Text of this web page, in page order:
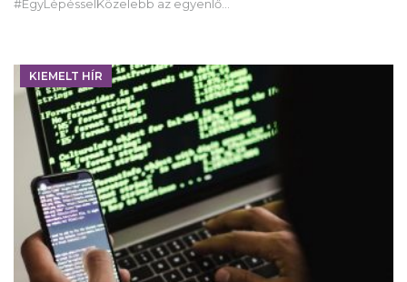
#EgyLépésselKözelebb az egyenlő…
KIEMELT HÍR